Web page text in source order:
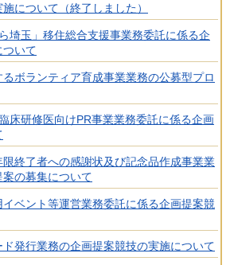
について（終了しました）
埼玉」移住総合支援事業務委託に係る企
ついて
ボランティア育成事業業務の公募型プロ
床研修医向けPR事業業務委託に係る企画
限終了者への感謝状及び記念品作成事業業
の募集について
ベント等運営業務委託に係る企画提案競
発行業務の企画提案競技の実施について